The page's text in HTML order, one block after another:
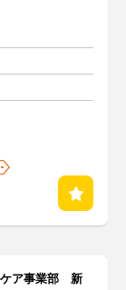
ケア事業部 新